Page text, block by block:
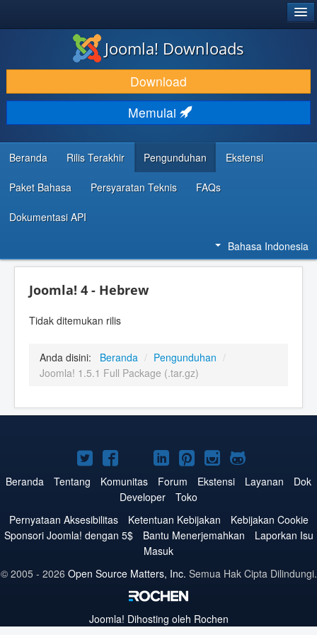
DOWNLOAD & KEMBANGKAN
TEMUKAN & PELAJARI
DUKUNGAN & KOMUNITAS
REFERENSI DEVELOPER
Joomla! Downloads
Download
Memulai
Beranda Rilis Terakhir Pengunduhan Ekstensi
Paket Bahasa Persyaratan Teknis FAQs
Dokumentasi API
Bahasa Indonesia
Joomla! 4 - Hebrew
Tidak ditemukan rilis
Anda disini: Beranda / Pengunduhan /
Joomla! 1.5.1 Full Package (.tar.gz)
Joomla!
di
Twitter
Joomla!
di
Facebook
Joomla!
di
YouTube
Joomla!
di
LinkedIn
Joomla!
di
Pinterest
Joomla!
di
Joomla!
di
Beranda Tentang Komunitas Forum Ekstensi Layanan
Dok
Developer
Toko
Pernyataan Aksesibilitas
Ketentuan Kebijakan
Kebijakan Cookie
Sponsori Joomla! dengan 5$
Bantu Menerjemahkan
Laporkan Isu
Masuk
© 2005 - 2026 Open Source Matters, Inc. Semua Hak Cipta Dilindungi.
Joomla! Dihosting oleh Rochen